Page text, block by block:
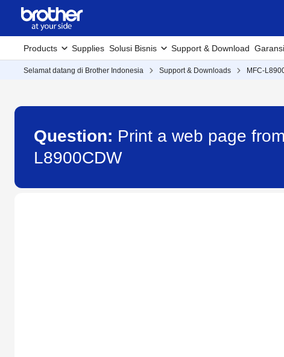
Products Supplies Solusi Bisnis Support & Download Garansi
Selamat datang di Brother Indonesia Support & Downloads MFC-
Question: Print a web page
L8900CDW